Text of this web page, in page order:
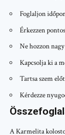
Foglaljon
Érkezzen
Ne hozzon
Kapcsolja ki a
Tartsa szem
Kérdezze
A Karmelita